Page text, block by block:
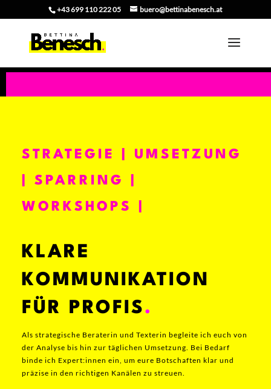
+43 699 110 222 05 buero@bettinabenesch.at
STRATEGIE | UMSETZUNG
| SPARRING |
WORKSHOPS |
KLARE
KOMMUNIKATION
FÜR PROFIS.
Als strategische Beraterin und Texterin begleite ich euch von
der Analyse bis hin zur täglichen Umsetzung. Bei Bedarf
binde ich Expert:innen ein, um eure Botschaften klar und
präzise in den richtigen Kanälen zu streuen.